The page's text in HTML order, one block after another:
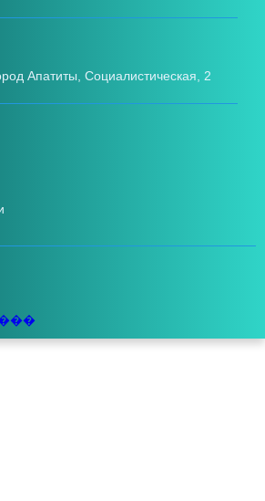
Апатиты, Социалистическая, 2